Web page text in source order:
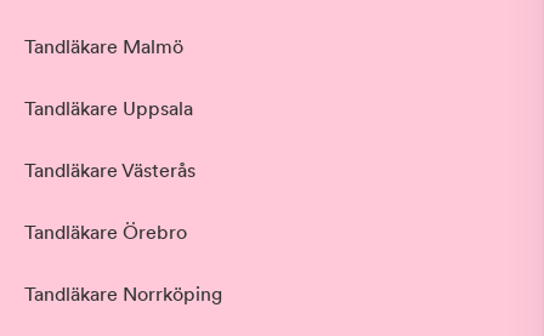
Tandläkare Malmö
Tandläkare Uppsala
Tandläkare Västerås
Tandläkare Örebro
Tandläkare Norrköping